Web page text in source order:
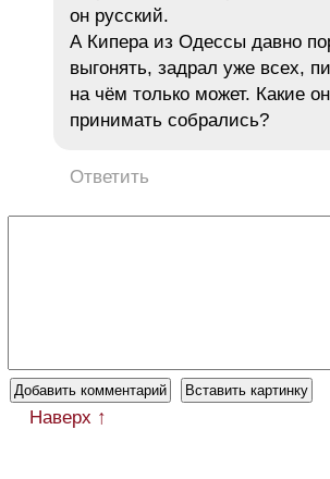
он русский.
А Кипера из Одессы давно
выгонять, задрал уже всех,
на чём только может. Какие
принимать собрались?
Ответить
Наверх ↑